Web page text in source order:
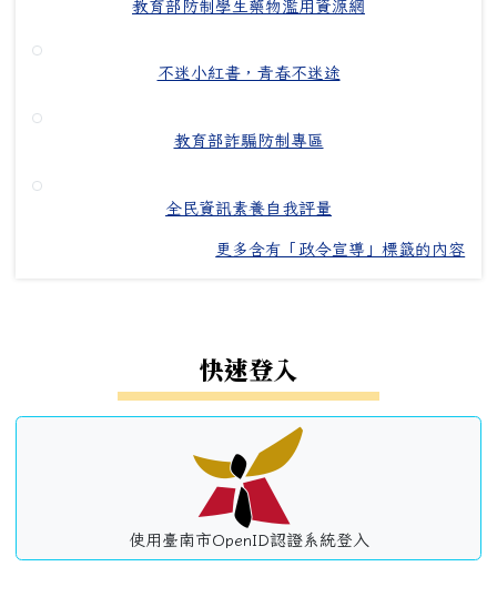
教育部防制學生藥物濫用資源網
不迷小紅書，青春不迷途
教育部詐騙防制專區
全民資訊素養自我評量
更多含有「政令宣導」標籤的內容
快速登入
使用臺南市OpenID認證系統登入